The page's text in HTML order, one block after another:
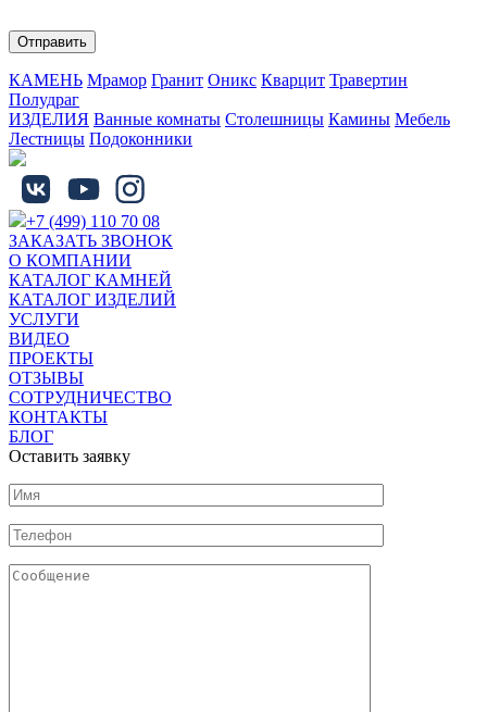
КАМЕНЬ Мрамор Гранит Оникс Кварцит Травертин
Полудраг
ИЗДЕЛИЯ Ванные комнаты Столешницы Камины Мебель
Лестницы Подоконники
+7 (499) 110 70 08
ЗАКАЗАТЬ ЗВОНОК
О КОМПАНИИ
КАТАЛОГ КАМНЕЙ
КАТАЛОГ ИЗДЕЛИЙ
УСЛУГИ
ВИДЕО
ПРОЕКТЫ
ОТЗЫВЫ
СОТРУДНИЧЕСТВО
КОНТАКТЫ
БЛОГ
Оставить заявку